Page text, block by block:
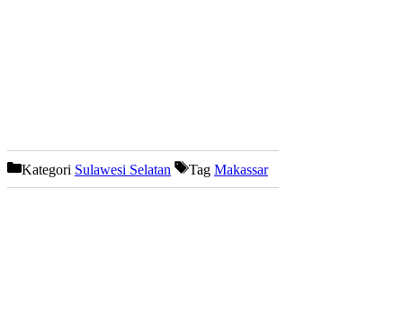
Kategori Sulawesi Selatan Tag Makassar